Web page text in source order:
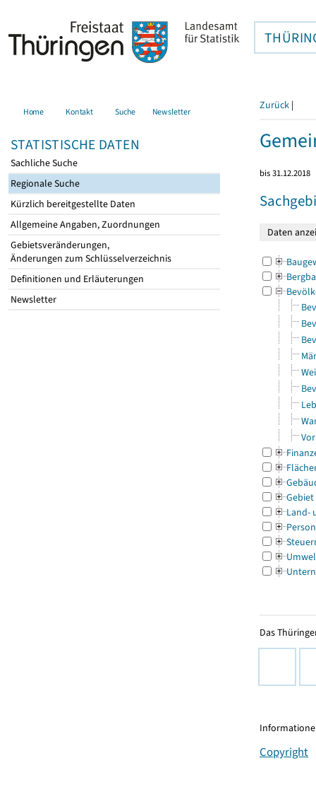
Home Kontakt Suche Newsletter
STATISTISCHE DATEN
Sachliche Suche
Regionale Suche
Kürzlich bereitgestellte Daten
Allgemeine Angaben, Zuordnungen
Gebietsveränderungen,
Änderungen zum Schlüsselverzeichnis
Definitionen und Erläuterungen
Newsletter
Zurück |
bis 31.12.2018
Gebiet
Land-
Das
Copyright